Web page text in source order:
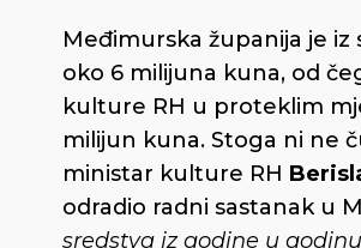
Međimurska županija je iz
oko 6 milijuna kuna, od
kulture RH u proteklim
milijun kuna. Stoga ni ne
ministar kulture RH
odradio radni sastanak u
sredstva iz godine u